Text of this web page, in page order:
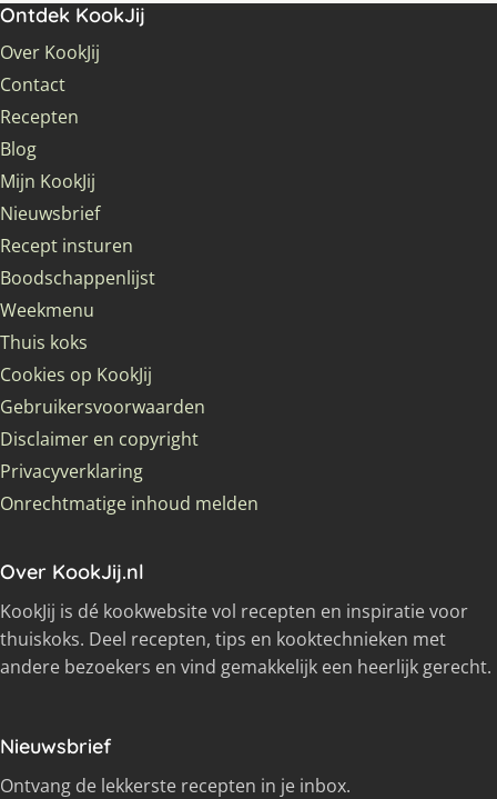
Ontdek KookJij
Over KookJij
Contact
Recepten
Blog
Mijn KookJij
Nieuwsbrief
Recept insturen
Boodschappenlijst
Weekmenu
Thuis koks
Cookies op KookJij
Gebruikersvoorwaarden
Disclaimer en copyright
Privacyverklaring
Onrechtmatige inhoud melden
Over KookJij.nl
KookJij is dé kookwebsite vol recepten en inspiratie voor
thuiskoks. Deel recepten, tips en kooktechnieken met
andere bezoekers en vind gemakkelijk een heerlijk gerecht.
Nieuwsbrief
Ontvang de lekkerste recepten in je inbox.